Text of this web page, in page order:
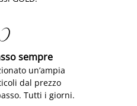
sempre
un’ampia
dal prezzo
Tutti i giorni.